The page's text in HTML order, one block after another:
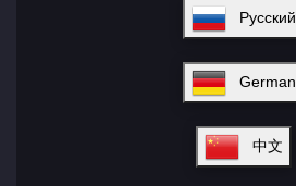
Русский
German
中文